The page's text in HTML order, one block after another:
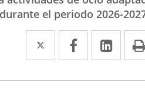
el periodo 2026-
Twitter
Enlace
a
una
Facebook
Enlace
a
una
a
una